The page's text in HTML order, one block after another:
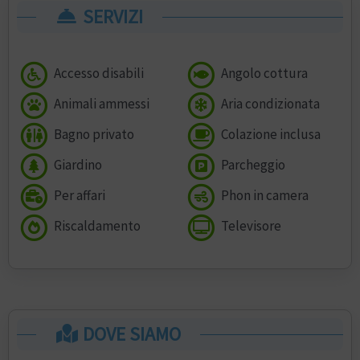
SERVIZI
Accesso disabili
Angolo cottura
Animali ammessi
Aria condizionata
Bagno privato
Colazione inclusa
Giardino
Parcheggio
Per affari
Phon in camera
Riscaldamento
Televisore
DOVE SIAMO